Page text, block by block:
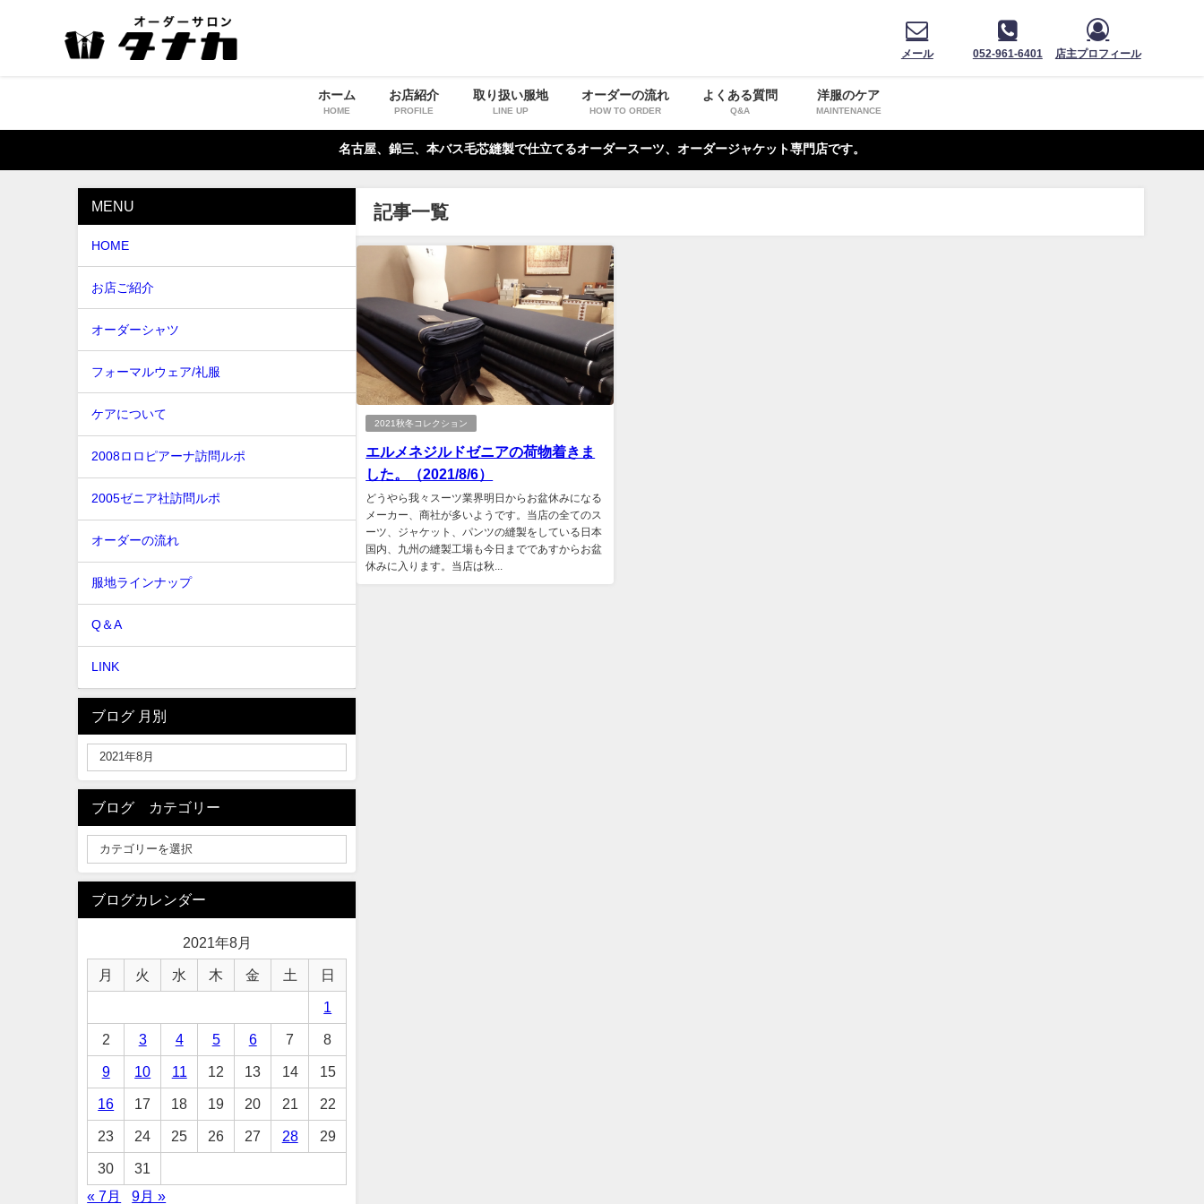
メール 052-961-6401 店主プロフィール
ホーム
HOME
お店紹介
PROFILE
取り扱い服地
LINE UP
オーダーの流れ
HOW TO ORDER
よくある質問
Q&A
洋服のケア
MAINTENANCE
名古屋、錦三、本バス毛芯縫製で仕立てるオーダースーツ、オーダージャケット専門店です。
記事一覧
2021秋冬コレクション
エルメネジルドゼニアの荷物着きま
した。（2021/8/6）
どうやら我々スーツ業界明日からお盆休みになる
メーカー、商社が多いようです。当店の全てのス
ーツ、ジャケット、パンツの縫製をしている日本
国内、九州の縫製工場も今日までであすからお盆
休みに入ります。当店は秋...
MENU
HOME
お店ご紹介
オーダーシャツ
フォーマルウェア/礼服
ケアについて
2008ロロピアーナ訪問ルポ
2005ゼニア社訪問ルポ
オーダーの流れ
服地ラインナップ
Q＆A
LINK
ブログ 月別
ブログ カテゴリー
ブログカレンダー
2021年8月
月 火 水 木 金 土 日
1
2 3 4 5 6 7 8
9 10 11 12 13 14 15
16 17 18 19 20 21 22
23 24 25 26 27 28 29
30
31
« 7月
9月 »